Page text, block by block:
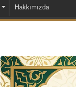
Hakkımızda